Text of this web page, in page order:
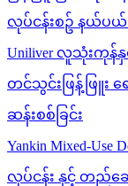
လုပ်ငန်းစဥ် နယ်ပ
Uniliver လူသုံးကုန်
တင်သွင်းဖြန့်ဖြူး ရ
ဆန်းစစ်ခြင်း
Yankin Mixed-
လုပ်ငန်း နှင့် တည်ဆ